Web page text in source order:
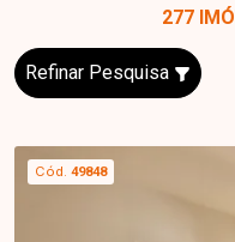
277
Refinar Pesquisa
Cód. 49848